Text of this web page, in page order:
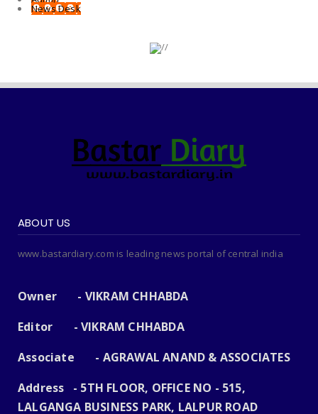
News Desk
ABOUT US
www.bastardiary.com is leading news portal of central india
Owner - VIKRAM CHHABDA
Editor - VIKRAM CHHABDA
Associate - AGRAWAL ANAND & ASSOCIATES
Address - 5TH FLOOR, OFFICE NO - 515,
LALGANGA BUSINESS PARK, LALPUR ROAD